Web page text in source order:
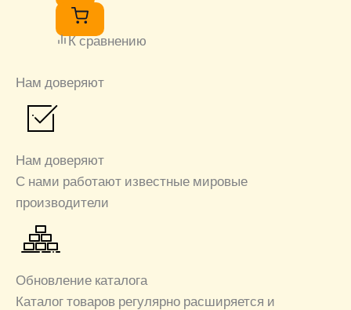
К сравнению
Нам доверяют
Нам доверяют
С нами работают известные мировые
производители
Обновление каталога
Каталог товаров регулярно расширяется и